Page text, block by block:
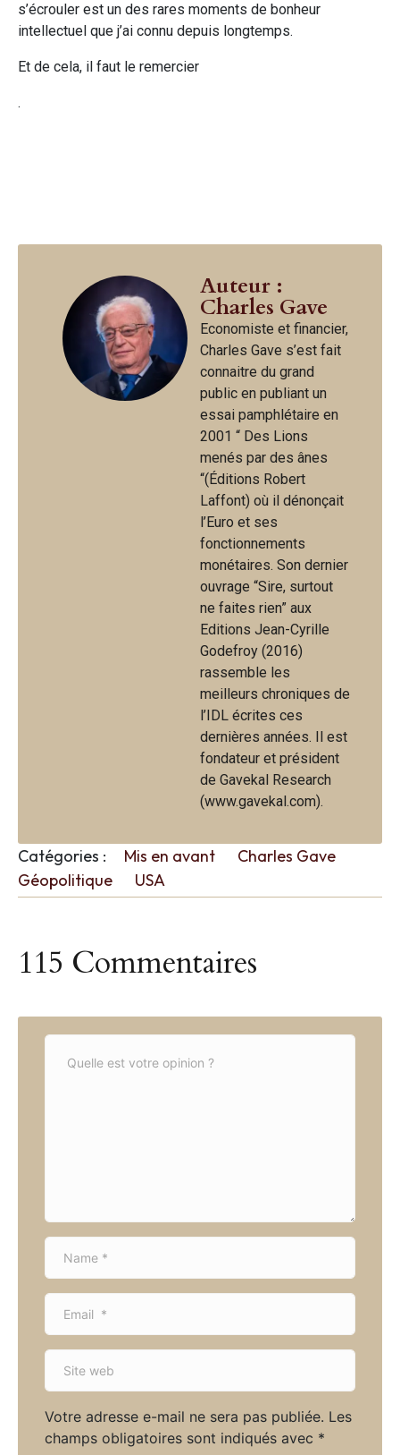
s’écrouler est un des rares moments de bonheur
intellectuel que j’ai connu depuis longtemps.
Et de cela, il faut le remercier
.
Auteur :
Charles Gave
Economiste et financier,
Charles Gave s’est fait
connaitre du grand
public en publiant un
essai pamphlétaire en
2001 “ Des Lions
menés par des ânes
“(Éditions Robert
Laffont) où il dénonçait
l’Euro et ses
fonctionnements
monétaires. Son dernier
ouvrage “Sire, surtout
ne faites rien” aux
Editions Jean-Cyrille
Godefroy (2016)
rassemble les
meilleurs chroniques de
l’IDL écrites ces
dernières années. Il est
fondateur et président
de Gavekal Research
(www.gavekal.com).
Catégories : Mis en avant
Charles Gave
Géopolitique
USA
115 Commentaires
Votre adresse e-mail ne sera pas publiée. Les
champs obligatoires sont indiqués avec *
C
N
m
*
E
a
l
*
S
e
w